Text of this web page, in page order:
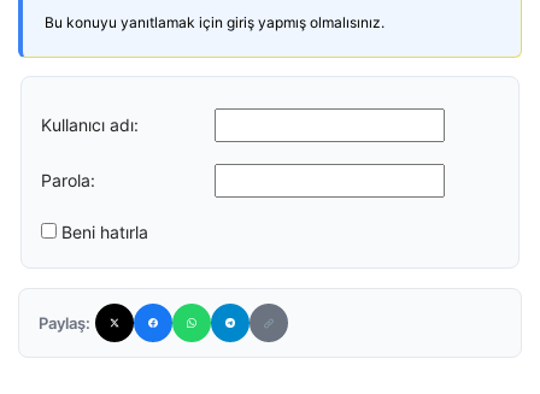
Bu konuyu yanıtlamak için giriş yapmış olmalısınız.
Kullanıcı adı:
Parola:
Beni hatırla
Paylaş: